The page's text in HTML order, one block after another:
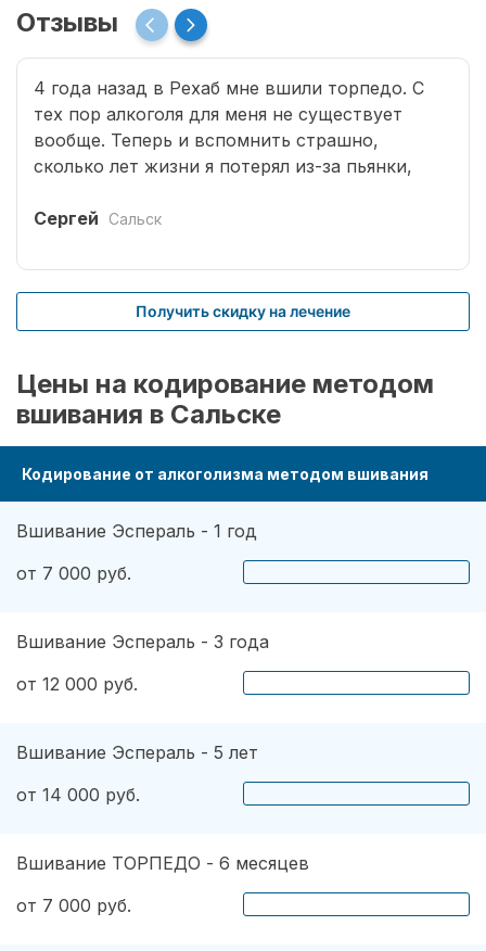
Отзывы
4 года назад в Рехаб мне вшили торпедо. С
тех пор алкоголя для меня не существует
вообще. Теперь и вспомнить страшно,
сколько лет жизни я потерял из-за пьянки,
мою новую жизнь.
Сергей Сальск
Получить скидку на лечение
Цены на кодирование методом
вшивания в Сальске
Кодирование от алкоголизма методом вшивания
Вшивание Эспераль - 1 год
от 7 000 руб.
Вшивание Эспераль - 3 года
от 12 000 руб.
Вшивание Эспераль - 5 лет
от 14 000 руб.
Вшивание ТОРПЕДО - 6 месяцев
от 7 000 руб.